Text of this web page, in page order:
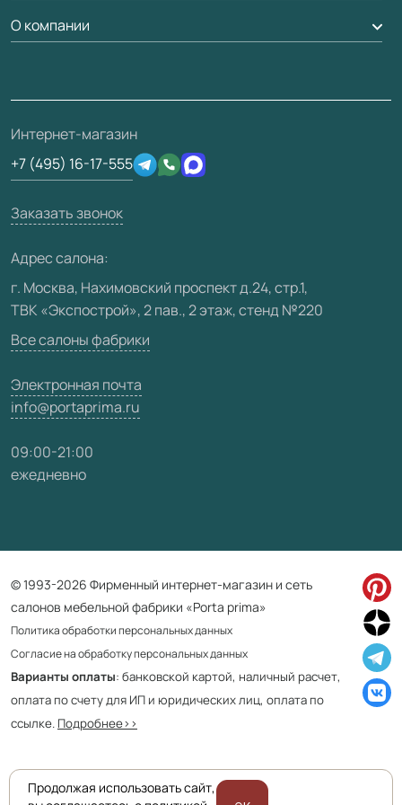
Погонаж
Гарантия
Вопрос-ответ
Отзывы клиентов
Техническая информация
Юридическая информация
Доставка
Дизайнерам / архитекторам
3D-модели
О компании
О фабрике
Сертификаты
Производство
Вакансии
Карта сайта
Интернет-магазин
+7 (495) 16-17-555
Заказать звонок
Адрес салона:
г. Москва, Нахимовский проспект д.24, стр.1,
ТВК «Экспострой», 2 пав., 2 этаж, стенд №220
Все салоны фабрики
Электронная почта
info@portaprima.ru
09:00-21:00
ежедневно
© 1993-2026 Фирменный интернет-магазин и сеть
салонов мебельной фабрики «Porta prima»
Политика обработки персональных данных
Согласие на обработку персональных данных
Варианты оплаты: банковской картой, наличный расчет,
оплата по счету для ИП и юридических лиц, оплата по
ссылке. Подробнее>>
Приведенная на сайте информация не является публичной офертой
Продолжая использовать сайт,